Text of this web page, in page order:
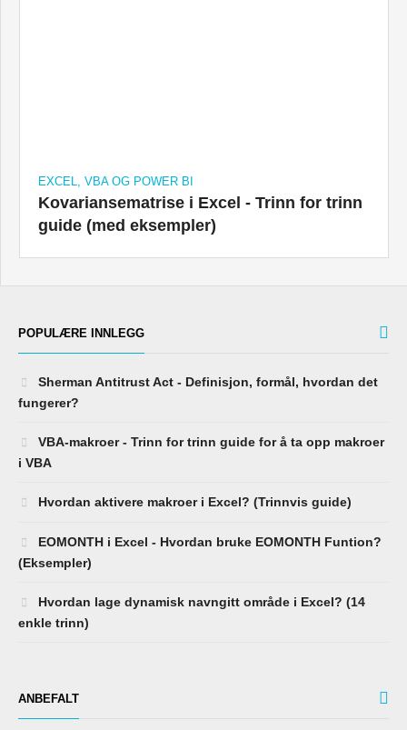
EXCEL, VBA OG POWER BI
Kovariansematrise i Excel - Trinn for trinn
guide (med eksempler)
POPULÆRE INNLEGG
Sherman Antitrust Act - Definisjon, formål, hvordan det
fungerer?
VBA-makroer - Trinn for trinn guide for å ta opp makroer
i VBA
Hvordan aktivere makroer i Excel? (Trinnvis guide)
EOMONTH i Excel - Hvordan bruke EOMONTH Funtion?
(Eksempler)
Hvordan lage dynamisk navngitt område i Excel? (14
enkle trinn)
ANBEFALT